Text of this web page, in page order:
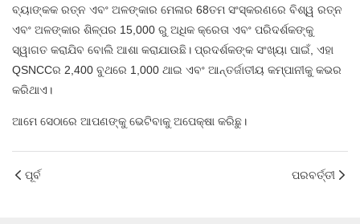
ବ୍ୟାଙ୍କକ ରତ୍ନ ଏବଂ ଅଳଙ୍କାର ମେଳାର 68ତମ ସଂସ୍କରଣରେ ବିଶ୍ୱ ରତ୍ନ
ଏବଂ ଅଳଙ୍କାର ଶିଳ୍ପର 15,000 ରୁ ଅଧିକ କ୍ରେତା ଏବଂ ପରିଦର୍ଶକଙ୍କୁ
ସ୍ୱାଗତ କରାଯିବ ବୋଲି ଆଶା କରାଯାଉଛି। ପ୍ରଦର୍ଶକଙ୍କ ସଂଖ୍ୟା ପାଇଁ, ଏହା
QSNCCର 2,400 ବୁଥରେ 1,000 ଥାଇ ଏବଂ ଆନ୍ତର୍ଜାତୀୟ କମ୍ପାନୀକୁ କଭର
କରିଥାଏ।
ଆମେ ସେଠାରେ ଆପଣଙ୍କୁ ଭେଟିବାକୁ ଅପେକ୍ଷା କରିଛୁ।
ପୂର୍ବ ପରବର୍ତ୍ତୀ